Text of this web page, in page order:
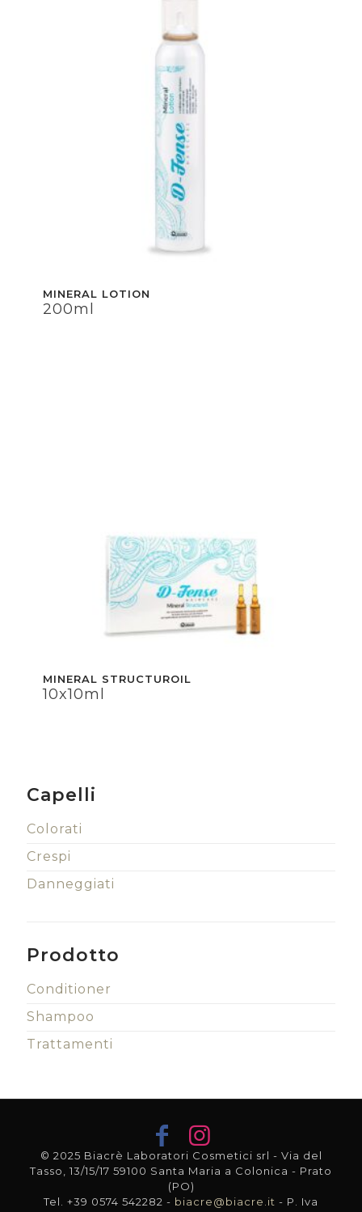
MINERAL LOTION
200ml
MINERAL STRUCTUROIL
10x10ml
Capelli
Colorati
Crespi
Danneggiati
Prodotto
Conditioner
Shampoo
Trattamenti
© 2025 Biacrè Laboratori Cosmetici srl - Via del
Tasso, 13/15/17 59100 Santa Maria a Colonica - Prato
(PO)
Tel. +39 0574 542282 - biacre@biacre.it - P. Iva